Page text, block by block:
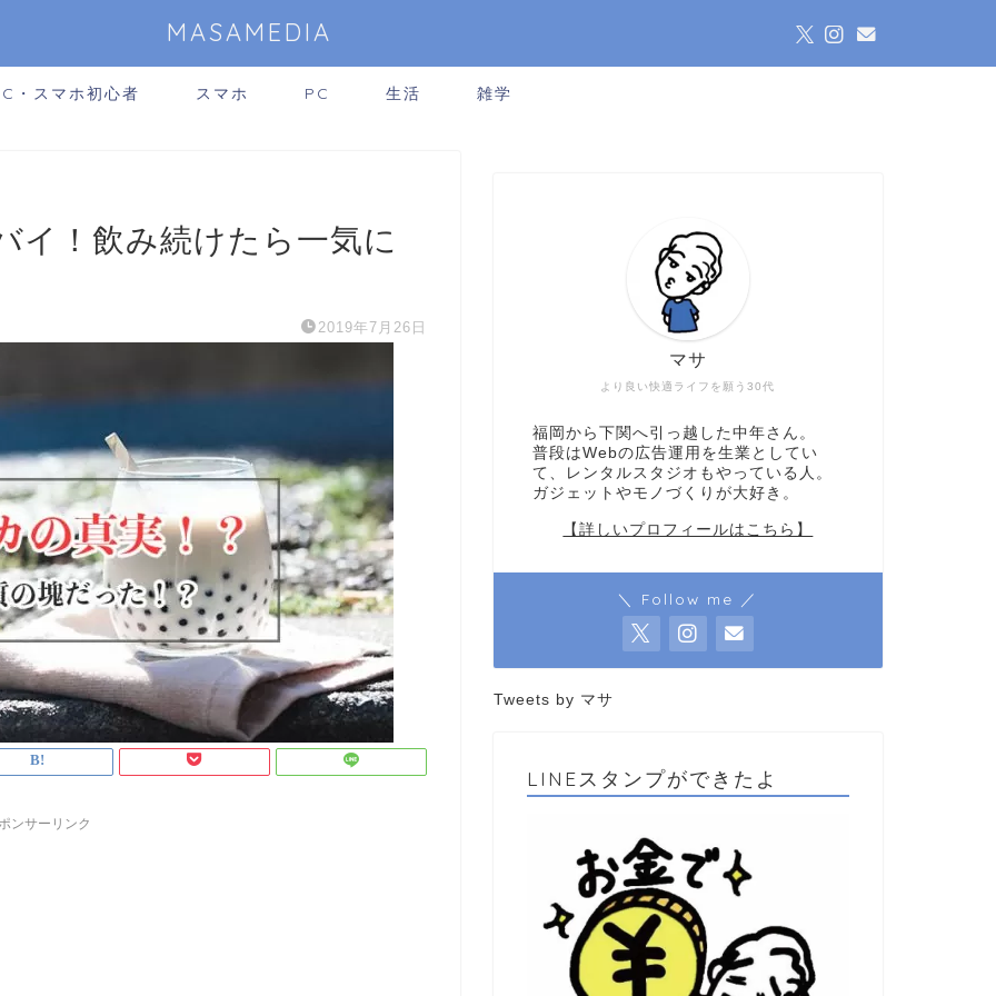
MASAMEDIA
・スマホ初心者 スマホ PC 生活 雑学
イ！飲み続けたら一気に
2019年7月26日
ンサーリンク
より良い快適ライフを願う30代
マサ
福岡から下関へ引っ越した中年さん。
普段はWebの広告運用を生業としてい
て、レンタルスタジオもやっている人。
ガジェットやモノづくりが大好き。
【詳しいプロフィールはこちら】
＼ Follow me ／
Tweets by マサ
LINEスタンプができたよ